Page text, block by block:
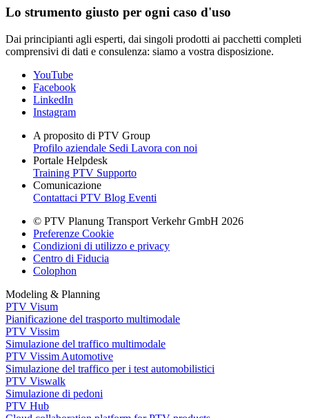
Lo strumento giusto per ogni caso d'uso
Dai principianti agli esperti, dai singoli prodotti ai pacchetti completi
comprensivi di dati e consulenza: siamo a vostra disposizione.
YouTube
Facebook
LinkedIn
Instagram
A proposito di PTV Group
Profilo aziendale Sedi Lavora con noi
Portale Helpdesk
Training PTV Supporto
Comunicazione
Contattaci PTV Blog Eventi
© PTV Planung Transport Verkehr GmbH 2026
Preferenze Cookie
Condizioni di utilizzo e privacy
Centro di Fiducia
Colophon
Modeling & Planning
PTV Visum
Pianificazione del trasporto multimodale
PTV Vissim
Simulazione del traffico multimodale
PTV Vissim Automotive
Simulazione del traffico per i test automobilistici
PTV Viswalk
Simulazione di pedoni
PTV Hub